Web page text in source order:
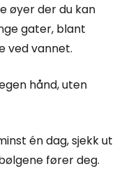
øyer der du kan
gater, blant
ved vannet.
hånd, uten
én dag, sjekk ut
fører deg.